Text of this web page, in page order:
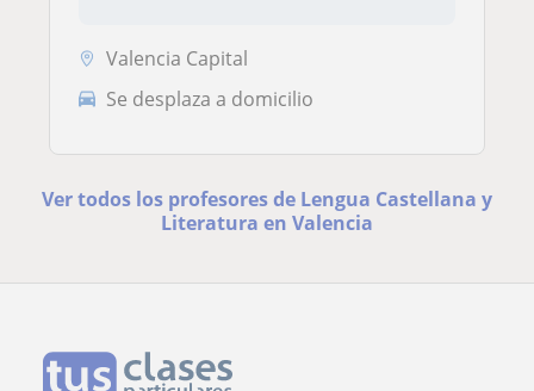
Valencia Capital
Se desplaza a domicilio
Ver todos los profesores de Lengua Castellana y
Literatura en Valencia